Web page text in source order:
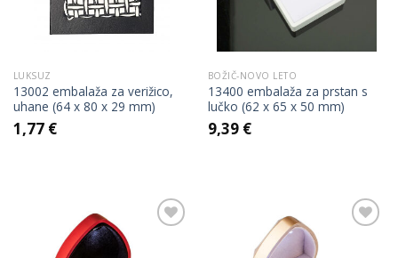
LUKSUZ
13002 embalaža za verižico,
uhane (64 x 80 x 29 mm)
1,77 €
BOŽIČ-NOVO LETO
13400 embalaža za prstan s
lučko (62 x 65 x 50 mm)
9,39 €